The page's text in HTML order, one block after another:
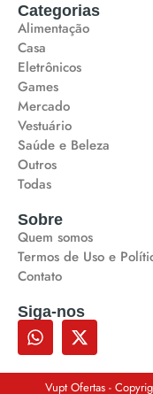
Categorias
Alimentação
Casa
Eletrônicos
Games
Mercado
Vestuário
Saúde e Beleza
Outros
Todas
Sobre
Quem somos
Termos de Uso e
Contato
Siga-nos
Vupt Ofertas -